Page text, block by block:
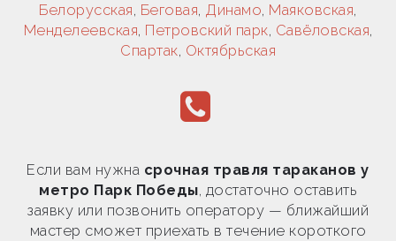
Белорусская, Беговая, Динамо, Маяковская,
Менделеевская, Петровский парк, Савёловская,
Спартак, Октябрьская
Если вам нужна срочная травля тараканов у
метро Парк Победы, достаточно оставить
заявку или позвонить оператору — ближайший
мастер сможет приехать в течение короткого